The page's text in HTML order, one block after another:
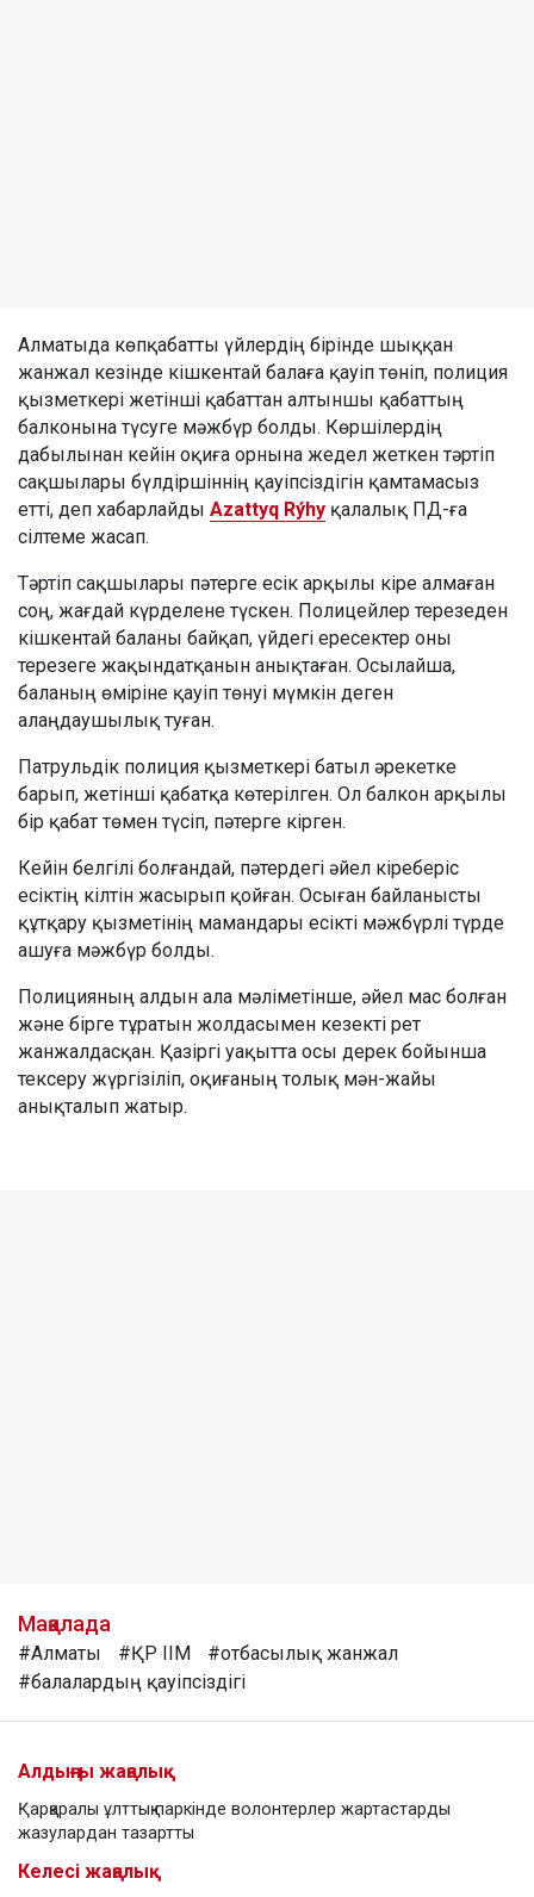
Алматыда көпқабатты үйлердің бірінде шыққан
жанжал кезінде кішкентай балаға қауіп төніп, полиция
қызметкері жетінші қабаттан алтыншы қабаттың
балконына түсуге мәжбүр болды. Көршілердің
дабылынан кейін оқиға орнына жедел жеткен тәртіп
сақшылары бүлдіршіннің қауіпсіздігін қамтамасыз
етті, деп хабарлайды Azattyq Rýhy қалалық ПД-ға
сілтеме жасап.
Тәртіп сақшылары пәтерге есік арқылы кіре алмаған
соң, жағдай күрделене түскен. Полицейлер терезеден
кішкентай баланы байқап, үйдегі ересектер оны
терезеге жақындатқанын анықтаған. Осылайша,
баланың өміріне қауіп төнуі мүмкін деген
алаңдаушылық туған.
Патрульдік полиция қызметкері батыл әрекетке
барып, жетінші қабатқа көтерілген. Ол балкон арқылы
бір қабат төмен түсіп, пәтерге кірген.
Кейін белгілі болғандай, пәтердегі әйел кіреберіс
есіктің кілтін жасырып қойған. Осыған байланысты
құтқару қызметінің мамандары есікті мәжбүрлі түрде
ашуға мәжбүр болды.
Полицияның алдын ала мәліметінше, әйел мас болған
және бірге тұратын жолдасымен кезекті рет
жанжалдасқан. Қазіргі уақытта осы дерек бойынша
тексеру жүргізіліп, оқиғаның толық мән-жайы
анықталып жатыр.
Мақалада
#Алматы #ҚР ІІМ
#отбасылық жанжал
#балалардың қауіпсіздігі
Алдыңғы жаңалық
Қарқаралы ұлттық паркінде волонтерлер жартастарды
жазулардан тазартты
Келесі жаңалық